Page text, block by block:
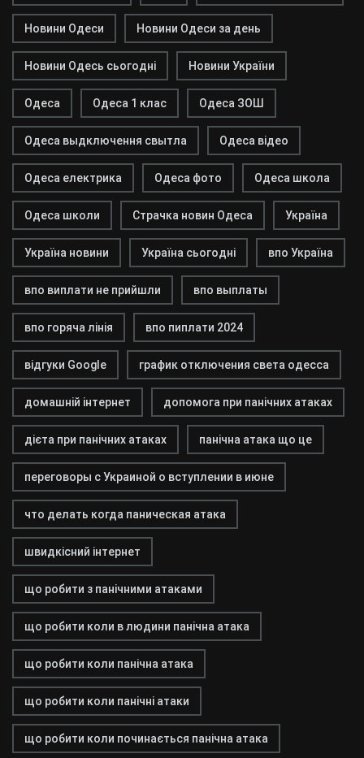
Новини Одеси Новини Одеси за день
Новини Одесь сьогодні Новини України
Одеса Одеса 1 клас Одеса ЗОШ
Одеса выдключення свытла Одеса відео
Одеса електрика Одеса фото Одеса школа
Одеса школи Страчка новин Одеса Україна
Україна новини Україна сьогодні впо Україна
впо виплати не прийшли впо выплаты
впо горяча лінія впо пиплати 2024
відгуки Google график отключения света одесса
домашній інтернет допомога при панічних атаках
дієта при панічних атаках панічна атака що це
переговоры с Украиной о вступлении в июне
что делать когда паническая атака
швидкісний інтернет
що робити з панічними атаками
що робити коли в людини панічна атака
що робити коли панічна атака
що робити коли панічні атаки
що робити коли починається панічна атака